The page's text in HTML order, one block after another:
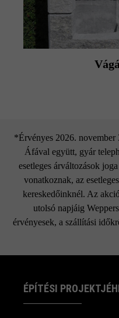
*Érvényes 2026. november
Áfával együtt, gyár
esetleges árváltozások
vonatkoznak, az
kereskedőinknél. Az
utolsó napjáig
érvényesek, a szállítási
ÉPÍTÉSI